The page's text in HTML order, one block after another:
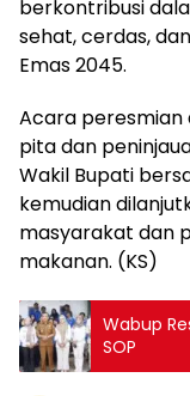
berkontribusi
sehat, cerdas,
Emas 2045.
Acara peresmian
pita dan
Wakil Bupati
kemudian
masyarakat dan
makanan. (KS)
Wabup
SOP